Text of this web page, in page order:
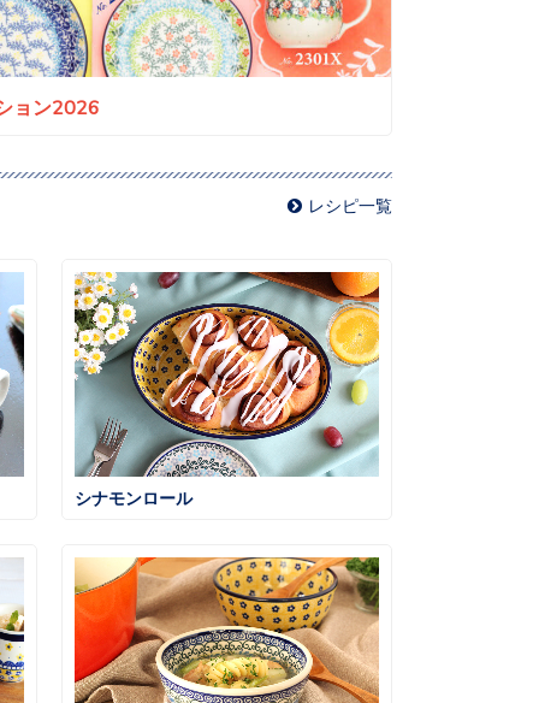
ョン2026
レシピ一覧
シナモンロール